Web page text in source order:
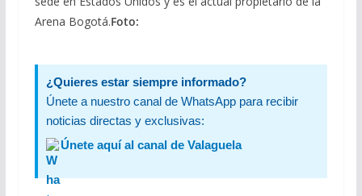
Arena Bogotá.Foto:
¿Quieres estar siempre informado?
Únete a nuestro canal de WhatsApp para recibir
noticias directas y exclusivas:
Únete aquí al canal de Valaguela